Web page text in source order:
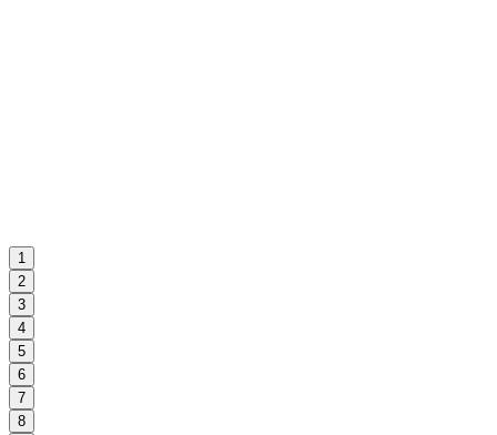
1
2
3
4
5
6
7
8